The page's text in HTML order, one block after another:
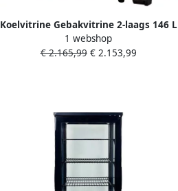
Koelvitrine Gebakvitrine 2-laags 146 L
LED-verlichting Turbo-koeling
Vorstvrije luchtkoeling Commercieel
1 webshop
€ 2.165,99€ 2.153,99